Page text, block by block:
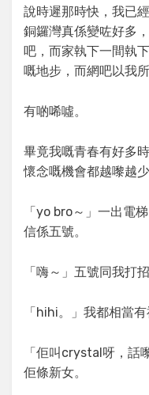
說時遲那時快，我已
銅鑼灣真係變咗好多
吧，而家執下一間執
嘅地步，而網吧以我
有啲唏噓。
畢竟我嘅青春有好多
懷念嘅機會都越嚟越少
「yo bro～」一出電
信係五號。
「嗨～」五號同我打招
「hihi。」我都相當有
「佢叫crystal呀，話
佢條新女。